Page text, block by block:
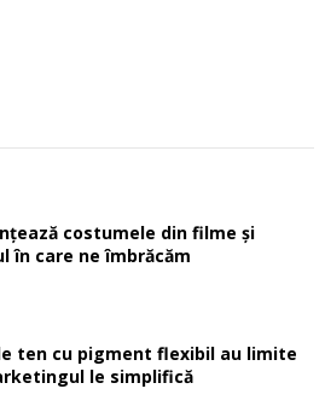
costumele din filme și
în care ne îmbrăcăm
ten cu pigment flexibil au limite
le simplifică